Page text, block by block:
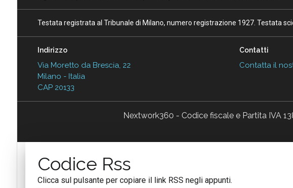
Testata registrata al Tribunale di Milano, numero registrazione 1927. Testata
Indirizzo
Via Moretto da Brescia, 22
Milano - Italia
CAP 20133
Contatti
Contatta il
Nextwork360 - Codice fiscale e Partita IVA
Codice Rss
Clicca sul pulsante per copiare il link RSS negli appunti.